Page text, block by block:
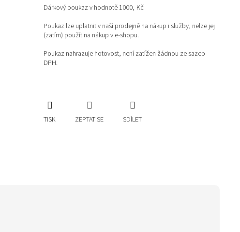
Dárkový poukaz v hodnotě 1000,-Kč
Poukaz lze uplatnit v naší prodejně na nákup i služby, nelze jej
(zatím) použít na nákup v e-shopu.
Poukaz nahrazuje hotovost, není zatížen žádnou ze sazeb
DPH.
TISK ZEPTAT SE SDÍLET